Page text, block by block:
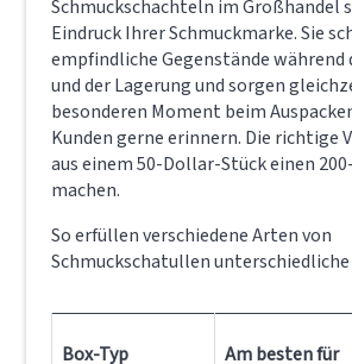
Schmuckschachteln im Großhandel
Eindruck Ihrer Schmuckmarke. Sie
empfindliche Gegenstände während
und der Lagerung und sorgen
besonderen Moment beim
Kunden gerne erinnern. Die richtige
aus einem 50-Dollar-Stück einen
machen.
So erfüllen verschiedene Arten von
Schmuckschatullen unterschiedliche
Box-Typ Am besten für